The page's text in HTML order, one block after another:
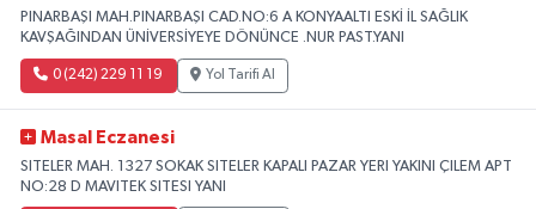
PINARBAŞI MAH.PINARBAŞI CAD.NO:6 A KONYAALTI ESKİ İL SAĞLIK
KAVŞAĞINDAN ÜNİVERSİYEYE DÖNÜNCE .NUR PAST.YANI
0 (242) 229 11 19 Yol Tarifi Al
Masal Eczanesi
SITELER MAH. 1327 SOKAK SITELER KAPALI PAZAR YERI YAKINI ÇILEM APT
NO:28 D MAVITEK SITESI YANI